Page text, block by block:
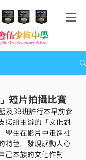
短片拍攝比賽
及3B班許行本早前參
援組主辦的「文化對
學生在影片中走進社
特色，發現感動人心
己本族的文化作對